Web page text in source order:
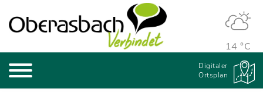
14 °C
Digitaler
Ortsplan